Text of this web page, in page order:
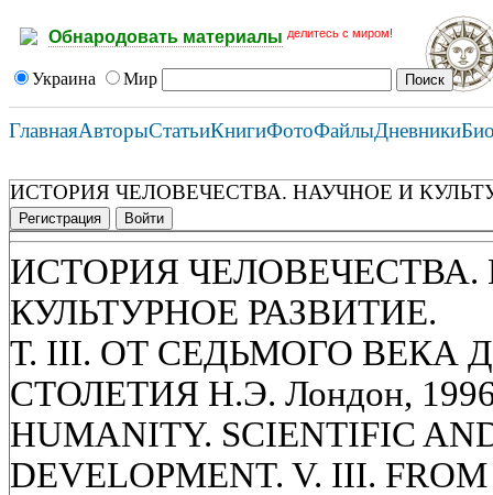
Обнародовать материалы делитесь с миром!
Украина Мир
ГлавнаяАвторыСтатьиКнигиФотоФайлыДневники
ИСТОРИЯ ЧЕЛОВЕЧЕСТВА. НАУЧНОЕ И
Регистрация Войти
ИСТОРИЯ
КУЛЬТУРНОЕ РАЗВИТИЕ.
Т. III. ОТ СЕДЬМОГО ВЕКА
СТОЛЕТИЯ Н.Э. Лондон,
HUMANITY. SCIENTIFIC
DEVELOPMENT. V. III.